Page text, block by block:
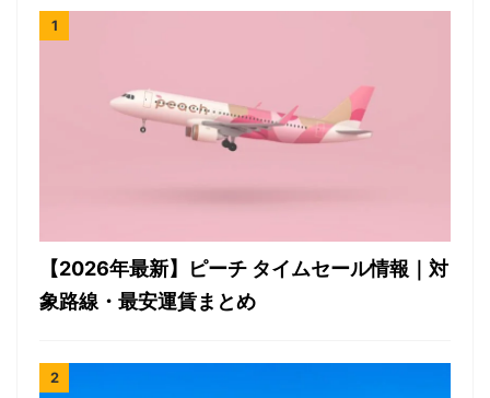
【2026年最新】ピーチ タイムセール情報｜対
象路線・最安運賃まとめ